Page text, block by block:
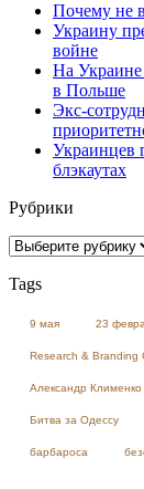
Почему не
Украину
войне
На Украине
в Польше
Экс-
Украинцев
блэкаутах
Рубрики
Рубрики
Tags
9 мая 23
Research & Branding
Александр Клименко
Битва за Одессу
барбароса